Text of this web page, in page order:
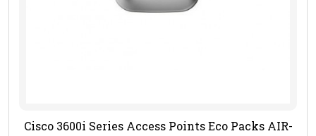
Cisco 3600i Series Access Points Eco Packs AIR-